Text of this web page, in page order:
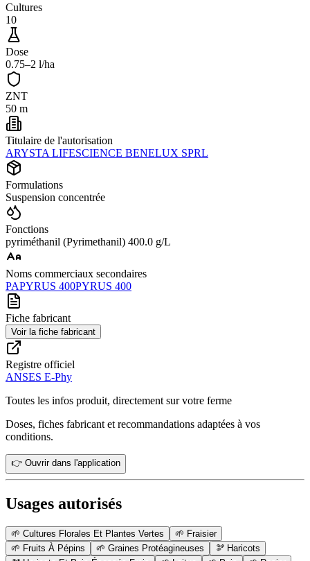
Cultures
10
Dose
0.75–2 l/ha
ZNT
50 m
Titulaire de l'autorisation
ARYSTA LIFESCIENCE BENELUX SPRL
Formulations
Suspension concentrée
Fonctions
pyriméthanil (Pyrimethanil) 400.0 g/L
Noms commerciaux secondaires
PAPYRUS 400PYRUS 400
Fiche fabricant
Voir la fiche fabricant
Registre officiel
ANSES E-Phy
Toutes les infos produit, directement sur votre ferme
Doses, fiches fabricant et recommandations adaptées à vos
conditions.
👉 Ouvrir dans l'application
Usages autorisés
🌱 Cultures Florales Et Plantes Vertes 🌱 Fraisier
🌱 Fruits À Pépins 🌱 Graines Protéagineuses 🫘 Haricots